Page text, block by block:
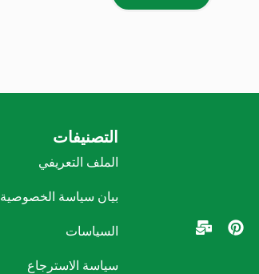
التصنيفات
الملف التعريفي
بيان سياسة الخصوصية
السياسات
سياسة الاسترجاع